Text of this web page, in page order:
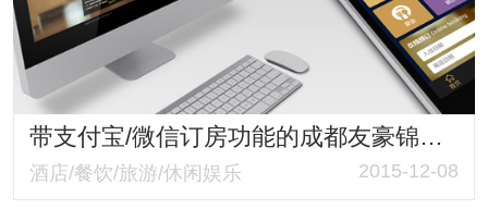
带支付宝/微信订房功能的成都友豪锦江酒店网站建设
酒店/餐饮/旅游/休闲娱乐 2015-12-08